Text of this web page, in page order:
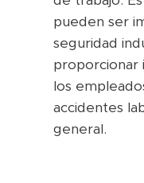
pueden ser
seguridad
proporcionar
los
accidentes
general.